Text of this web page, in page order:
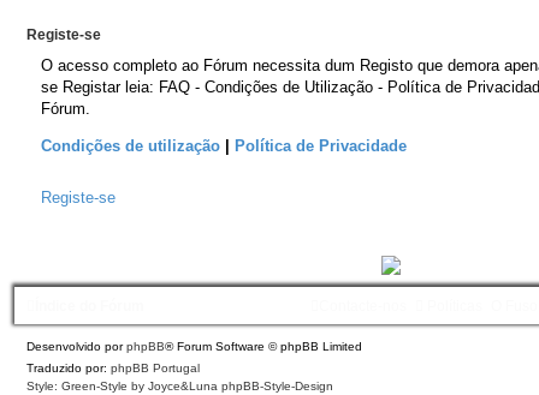
Registe-se
O acesso completo ao Fórum necessita dum Registo que demora
se Registar leia: FAQ - Condições de Utilização - Política de
Fórum.
Condições de utilização Política de Privacidade
Registe-se
Desenvolvido porphpBB® Forum Software © phpBB Limited
Traduzido por: phpBB Portugal
Style: Green-Style by Joyce&Luna phpBB-Style-Design